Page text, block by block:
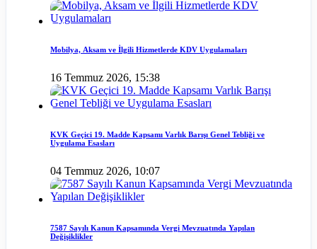
Mobilya, Aksam ve İlgili Hizmetlerde KDV Uygulamaları
16 Temmuz 2026, 15:38
KVK Geçici 19. Madde Kapsamı Varlık Barışı Genel Tebliği ve
Uygulama Esasları
04 Temmuz 2026, 10:07
7587 Sayılı Kanun Kapsamında Vergi Mevzuatında Yapılan
Değişiklikler